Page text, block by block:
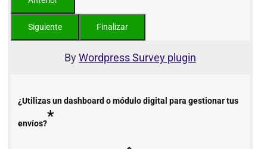
ByWordpress Survey plugin
¿Utilizas un dashboard o módulo digital para gestionar tus
envíos?*